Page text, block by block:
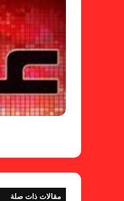
مقالات ذات صلة